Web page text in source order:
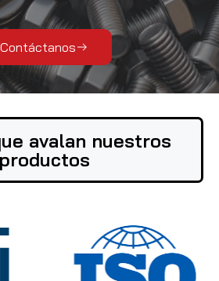
Contáctanos
avalan nuestros